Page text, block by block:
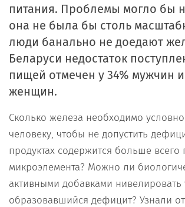
питания. Проблемы могло бы
она не была бы столь
люди банально не доедают
Беларуси недостаток
пищей отмечен у 34% мужчин и
женщин.
Сколько железа необходимо
человеку, чтобы не допустить
продуктах содержится больше всего
микроэлемента? Можно ли
активными добавками нивелировать
образовавшийся дефицит? Узнали